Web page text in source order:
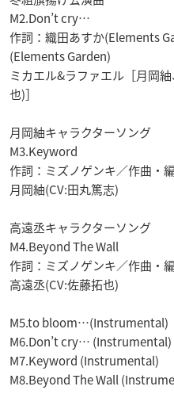
M2.Don’t cry…
作詞：織田あすか(Elements
(Elements Garden)
ミカエル&ラファエル［月岡
也)］
月岡紬キャラクターソング
M3.Keyword
作詞：ミズノゲンキ／作曲・
月岡紬(CV:田丸篤志)
高遠丞キャラクターソング
M4.Beyond The Wall
作詞：ミズノゲンキ／作曲・
高遠丞(CV:佐藤拓也)
M5.to bloom…(Instrumental)
M6.Don’t cry… (Instrumental)
M7.Keyword (Instrumental)
M8.Beyond The Wall